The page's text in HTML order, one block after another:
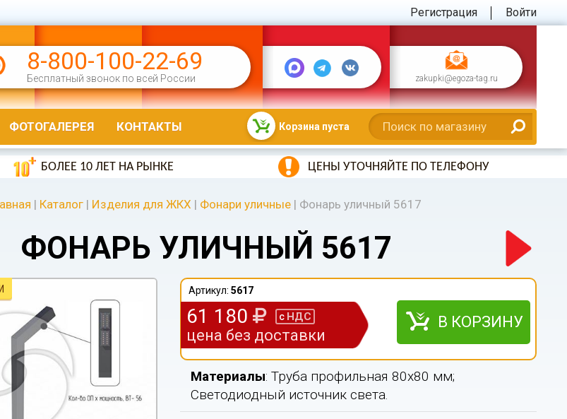
Регистрация Войти
8-800-100-22-69
Бесплатный звонок по всей России zakupki@egoza-tag.ru
ФОТОГАЛЕРЕЯ КОНТАКТЫ Корзина пуста
БОЛЕЕ 10 ЛЕТ НА РЫНКЕ ЦЕНЫ УТОЧНЯЙТЕ ПО ТЕЛЕФОНУ
| Каталог | Изделия для ЖКХ | Фонари уличные | Фонарь уличный 5617
ФОНАРЬ УЛИЧНЫЙ 5617
Артикул: 5617
61 180 с НДС
цена без доставки
В КОРЗИНУ
Материалы: Труба профильная 80х80 мм;
Светодиодный источник света.